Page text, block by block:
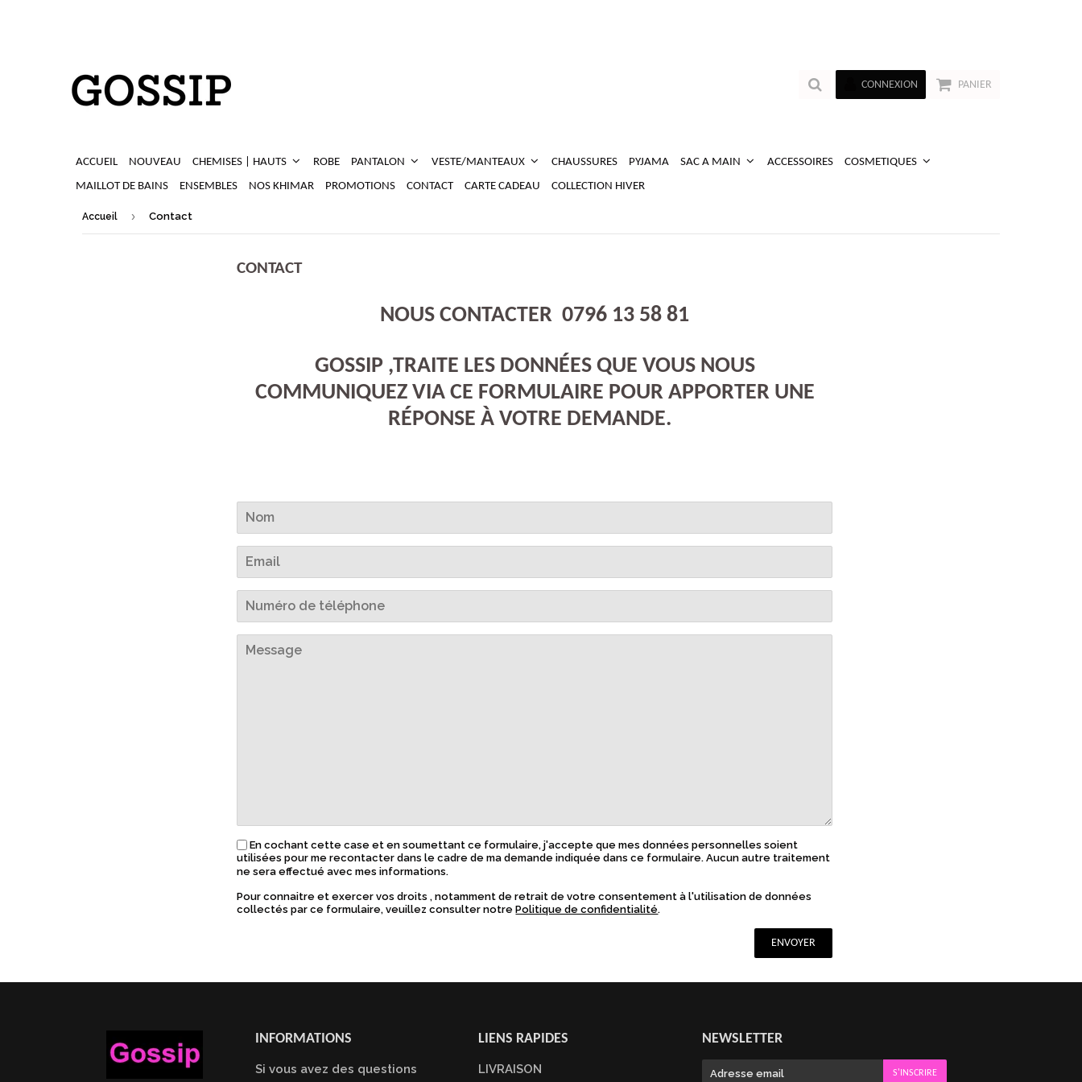
PANIER
CONNEXION
ACCUEIL NOUVEAU CHEMISES | HAUTS ROBE PANTALON VESTE/MANTEAUX CHAUSSURES PYJAMA SAC A MAIN ACCESSOIRES
COSMETIQUES
MAILLOT DE BAINS
ENSEMBLES NOS KHIMAR PROMOTIONS CONTACT CARTE CADEAU COLLECTION HIVER
Accueil › Contact
CONTACT
NOUS CONTACTER 0796 13 58 81
GOSSIP ,TRAITE LES DONNÉES QUE VOUS NOUS
COMMUNIQUEZ VIA CE FORMULAIRE POUR APPORTER UNE
RÉPONSE À VOTRE DEMANDE.
Nom
Email
Numéro
de
téléphone
Message
En cochant cette case et en soumettant ce formulaire, j'accepte que mes données personnelles soient
utilisées pour me recontacter dans le cadre de ma demande indiquée dans ce formulaire. Aucun autre traitement
ne sera effectué avec mes informations.
Pour connaitre et exercer vos droits , notamment de retrait de votre consentement à l'utilisation de données
collectés par ce formulaire, veuillez consulter notrePolitique de confidentialité.
INFORMATIONS
Si vous avez des questions
LIENS RAPIDES
LIVRAISON
NEWSLETTER
E-
S'INSCRIRE